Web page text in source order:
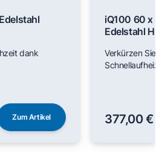
dank
Zum Artikel
iQ100 60 x
Edelstahl
Verkürzen Sie
377,00 €